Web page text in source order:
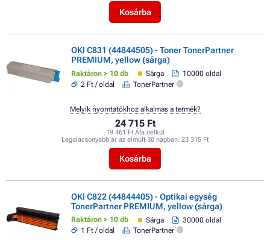
Kosárba
OKI C831 (44844505) - Toner TonerPartner
PREMIUM, yellow (sárga)
Raktáron > 10 db Sárga
10000 oldal
2 Ft / oldal
TonerPartner
24 715 Ft
19 461 Ft Áfa nélkül
Legalacsonyabb ár az elmúlt 30 napban: 23 315 Ft
Kosárba
Melyik nyomtatókhoz alkalmas a termék?
OKI C822 (44844405) - Optikai egység
TonerPartner PREMIUM, yellow (sárga)
Raktáron > 10 db Sárga
30000 oldal
1 Ft / oldal
TonerPartner